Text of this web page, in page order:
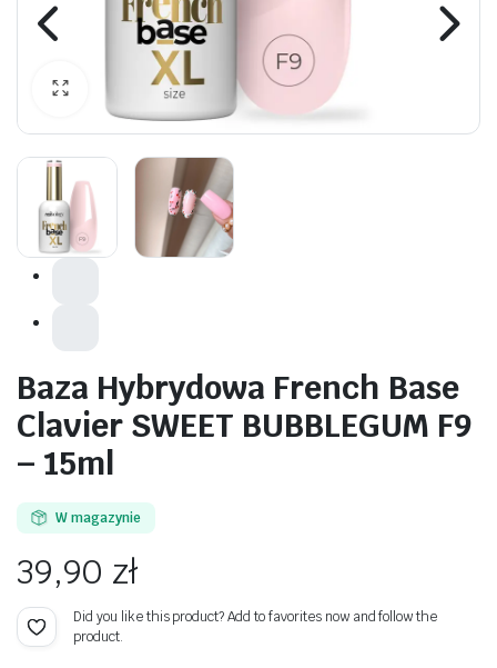
Baza Hybrydowa French Base
Clavier SWEET BUBBLEGUM F9
– 15ml
W magazynie
39,90 zł
Did you like this product? Add to favorites now and follow the
product.